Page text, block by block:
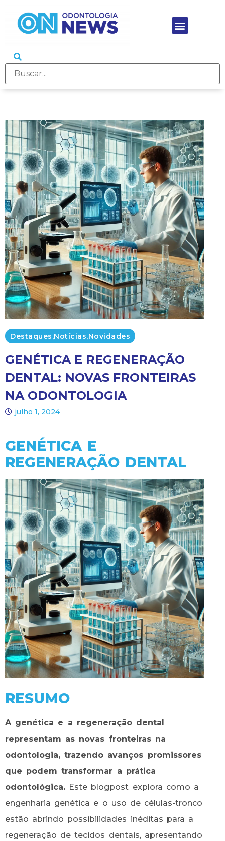
Destaques,Notícias,Novidades
GENÉTICA E REGENERAÇÃO
DENTAL: NOVAS FRONTEIRAS
NA ODONTOLOGIA
julho 1, 2024
GENÉTICA E
REGENERAÇÃO DENTAL
RESUMO
A genética e a regeneração dental
representam as novas fronteiras na
odontologia, trazendo avanços promissores
que podem transformar a prática
odontológica. Este blogpost explora como a
engenharia genética e o uso de células-tronco
estão abrindo possibilidades inéditas para a
regeneração de tecidos dentais, apresentando